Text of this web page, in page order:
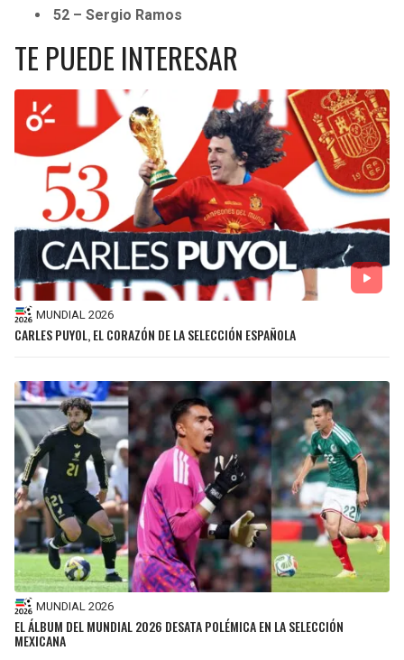
52 – Sergio Ramos
TE PUEDE INTERESAR
MUNDIAL 2026
CARLES PUYOL, EL CORAZÓN DE LA SELECCIÓN ESPAÑOLA
MUNDIAL 2026
EL ÁLBUM DEL MUNDIAL 2026 DESATA POLÉMICA EN LA SELECCIÓN
MEXICANA